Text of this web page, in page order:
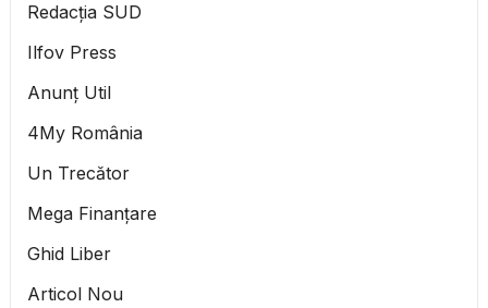
Redacția SUD
Ilfov Press
Anunț Util
4My România
Un Trecător
Mega Finanțare
Ghid Liber
Articol Nou